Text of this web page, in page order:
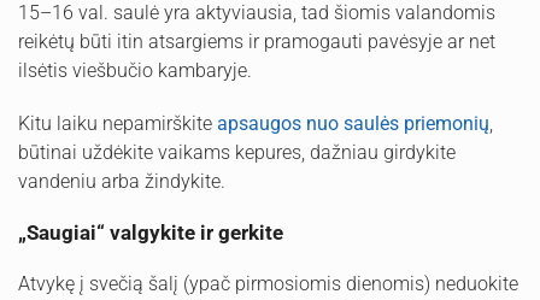
15–16 val. saulė yra aktyviausia, tad šiomis valandomis
reikėtų būti itin atsargiems ir pramogauti pavėsyje ar net
ilsėtis viešbučio kambaryje.
Kitu laiku nepamirškite apsaugos nuo saulės priemonių,
būtinai uždėkite vaikams kepures, dažniau girdykite
vandeniu arba žindykite.
„Saugiai“ valgykite ir gerkite
Atvykę į svečią šalį (ypač pirmosiomis dienomis) neduokite